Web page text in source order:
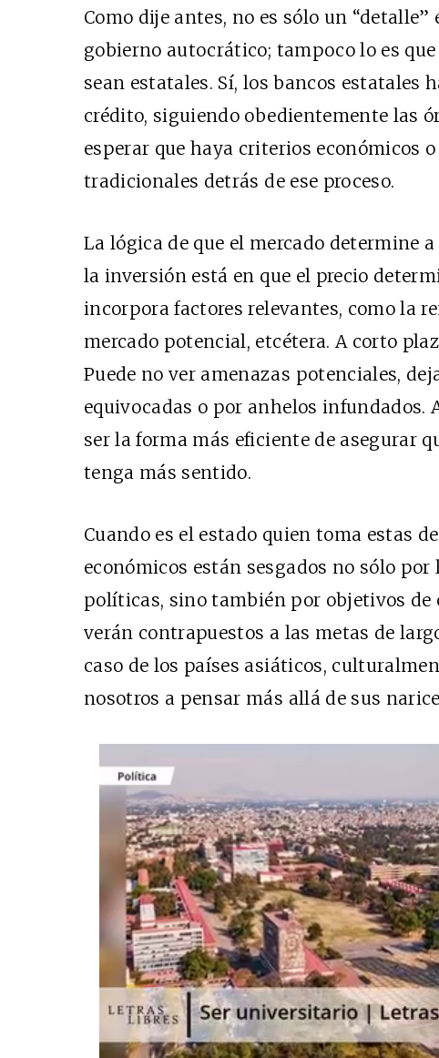
Como dije antes, no es sólo un
gobierno autocrático; tampoco lo es
sean estatales. Sí, los bancos estatales
crédito, siguiendo obedientemente las
esperar que haya criterios económicos
tradicionales detrás de ese proceso.
La lógica de que el mercado determine
la inversión está en que el precio
incorpora factores relevantes, como la
mercado potencial, etcétera. A corto
Puede no ver amenazas potenciales,
equivocadas o por anhelos infundados.
ser la forma más eficiente de asegurar
tenga más sentido.
Cuando es el estado quien toma estas
económicos están sesgados no sólo
políticas, sino también por objetivos de
verán contrapuestos a las metas de
caso de los países asiáticos,
nosotros a pensar más allá de sus